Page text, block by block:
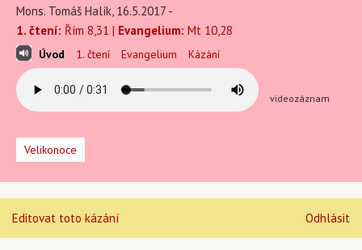
Mons. Tomáš Halík, 16.5.2017 -
1. čtení: Řím 8,31 | Evangelium: Mt 10,28
Úvod 1. čtení Evangelium Kázání
videozáznam
Velikonoce
Editovat toto kázání Odhlásit